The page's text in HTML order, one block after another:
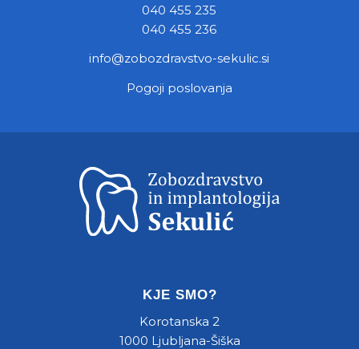
040 455 235
040 455 236
info@zobozdravstvo-sekulic.si
Pogoji poslovanja
KJE SMO?
Korotanska 2
1000 Ljubljana-Šiška